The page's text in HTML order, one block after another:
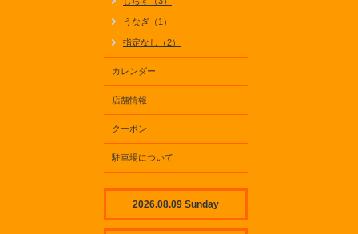
うなぎ（1）
指定なし（2）
カレンダー
店舗情報
クーポン
駐車場について
2026.08.09 Sunday